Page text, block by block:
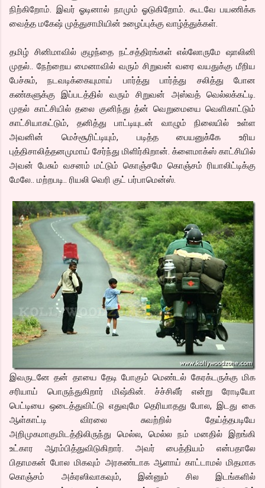
நிற்கிறோம். இவர் ஓடினால் நாமும் ஓடுகிறோம். கூடவே பயணிக்க
வைத்த மகேஷ் முத்துசாமியின் உழைப்புக்கு வாழ்த்துக்கள்.
தமிழ் சினிமாவில் குழந்தை நட்சத்திரங்கள் எல்லோருமே ஷாலினி
முதல்.. நேற்றைய மைனாவில் வரும் சிறுவன் வரை வயதுக்கு மீறிய
பேச்சும், நடவடிக்கையுமாய் பார்த்து பார்த்து சலித்து போன
கண்களுக்கு இப்படத்தில் வரும் சிறுவன் அஸ்வத் வெல்லக்கட்டி.
முதல் காட்சியில் தலை குனிந்து த்ன் வெறுமையை வெளிகாட்டும்
காட்சியாகட்டும், தனித்து பாட்டியுடன் வாழும் நிலையில் உள்ள
அவனின் மெச்சூரிட்டியும், படித்த பையனுக்கே உரிய
புத்திசாலித்தனமுமாய் சேர்ந்து மிளிர்கிறான். க்ளைமாக்ஸ் காட்சியில்
அவன் பேசும் வசனம் மட்டும் கொஞ்சமே கொஞ்சம் ரியாலிட்டிக்கு
மேலே.. மற்றபடி.. ரியலி வெரி குட் பர்பாமென்ஸ்.
இவருடனே தன் தாயை தேடி போகும் மெண்டல் கேரக்டருக்கு மிக
சரியாய் பொருந்துகிறார் மிஷ்கின். ச்ச்சிலீர் என்று ரோடியோ
பெட்டியை ஒடைத்துவிட்டு எதுவுமே தெரியாதது போல, இடது கை
ஆள்காட்டி விரலை சுவற்றில் தேய்த்தபடியே
அறிமுகமாகுமிடத்திலிருந்து மெல்ல, மெல்ல நம் மனதில் இறங்கி
உட்கார ஆரம்பித்துவிடுகிறார். அவர் பைத்தியம் என்பதாலே
பிதாமகன் போல மிகவும் அரகண்டாக ஆளாய் காட்டாமல் மிதமாக
கொஞ்சம் அக்ரஸிவாகவும், இன்னும் சில இடங்களில்